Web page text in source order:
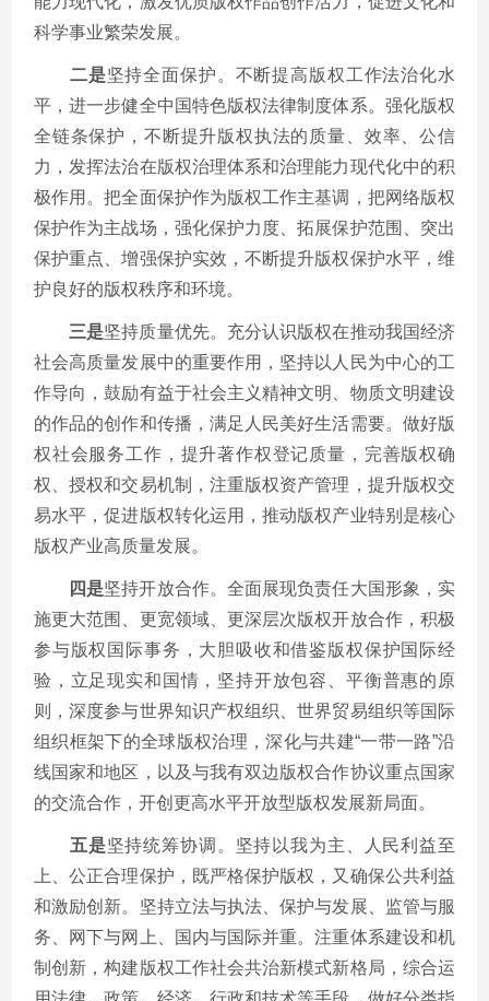
科学事业繁荣发展。
二是坚持全面保护。不断提高版权工作法治化水
平，进一步健全中国特色版权法律制度体系。强化版权
全链条保护，不断提升版权执法的质量、效率、公信
力，发挥法治在版权治理体系和治理能力现代化中的积
极作用。把全面保护作为版权工作主基调，把网络版权
保护作为主战场，强化保护力度、拓展保护范围、突出
保护重点、增强保护实效，不断提升版权保护水平，维
护良好的版权秩序和环境。
三是坚持质量优先。充分认识版权在推动我国经济
社会高质量发展中的重要作用，坚持以人民为中心的工
作导向，鼓励有益于社会主义精神文明、物质文明建设
的作品的创作和传播，满足人民美好生活需要。做好版
权社会服务工作，提升著作权登记质量，完善版权确
权、授权和交易机制，注重版权资产管理，提升版权交
易水平，促进版权转化运用，推动版权产业特别是核心
版权产业高质量发展。
四是坚持开放合作。全面展现负责任大国形象，实
施更大范围、更宽领域、更深层次版权开放合作，积极
参与版权国际事务，大胆吸收和借鉴版权保护国际经
验，立足现实和国情，坚持开放包容、平衡普惠的原
则，深度参与世界知识产权组织、世界贸易组织等国际
组织框架下的全球版权治理，深化与共建“一带一路”沿
线国家和地区，以及与我有双边版权合作协议重点国家
的交流合作，开创更高水平开放型版权发展新局面。
五是坚持统筹协调。坚持以我为主、人民利益至
上、公正合理保护，既严格保护版权，又确保公共利益
和激励创新。坚持立法与执法、保护与发展、监管与服
务、网下与网上、国内与国际并重。注重体系建设和机
制创新，构建版权工作社会共治新模式新格局，综合运